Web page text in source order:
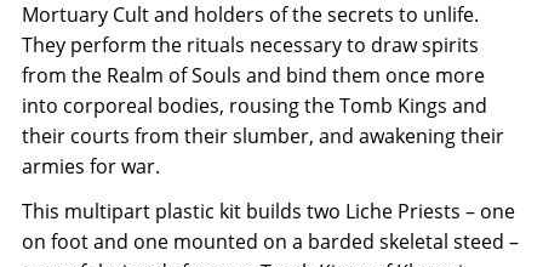
Mortuary Cult and holders of the secrets to unlife.
They perform the rituals necessary to draw spirits
from the Realm of Souls and bind them once more
into corporeal bodies, rousing the Tomb Kings and
their courts from their slumber, and awakening their
armies for war.
This multipart plastic kit builds two Liche Priests – one
on foot and one mounted on a barded skeletal steed –